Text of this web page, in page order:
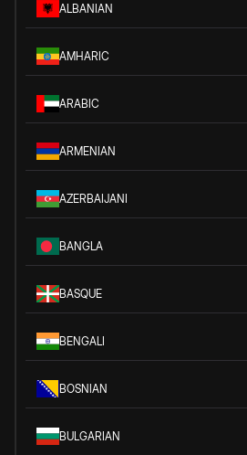
ALBANIAN
AMHARIC
ARABIC
ARMENIAN
AZERBAIJANI
BANGLA
BASQUE
BENGALI
BOSNIAN
BULGARIAN